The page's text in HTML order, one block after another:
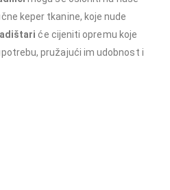
keper tkanine, koje nude
će cijeniti opremu koje
pružajući im udobnost i